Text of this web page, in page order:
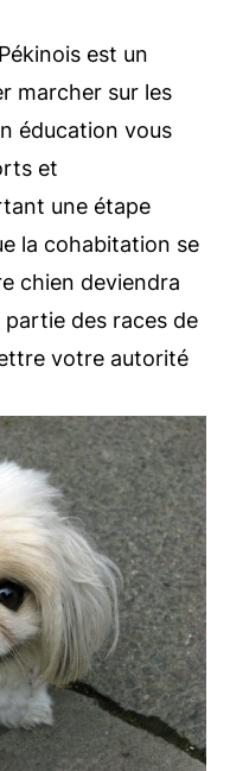
est un
marcher sur les
éducation vous
et
une étape
la cohabitation se
chien deviendra
des races de
votre autorité